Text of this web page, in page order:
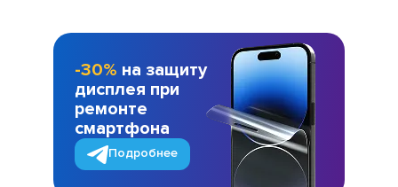
-30% на защиту
дисплея при
ремонте
смартфона
Подробнее